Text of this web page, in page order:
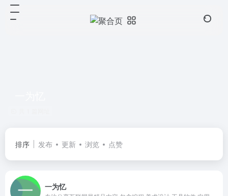
排序 发布 更新 浏览 点赞
一为忆